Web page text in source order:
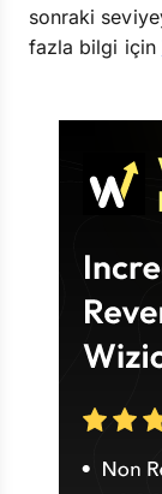
sonraki
fazla bilgi için